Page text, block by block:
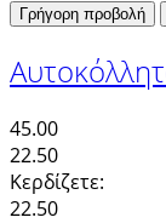
Γρήγορη προβολή
45.00
22.50
Κερδίζετε:
22.50